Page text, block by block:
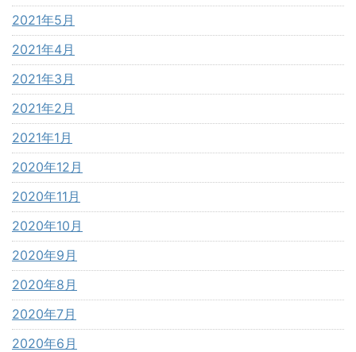
2021年5月
2021年4月
2021年3月
2021年2月
2021年1月
2020年12月
2020年11月
2020年10月
2020年9月
2020年8月
2020年7月
2020年6月